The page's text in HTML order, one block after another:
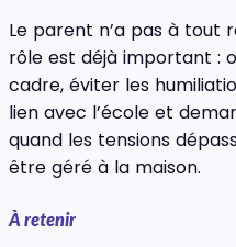
Le parent n’a pas à tout
rôle est déjà important :
cadre, éviter les
lien avec l’école et
quand les tensions
être géré à la maison.
À retenir